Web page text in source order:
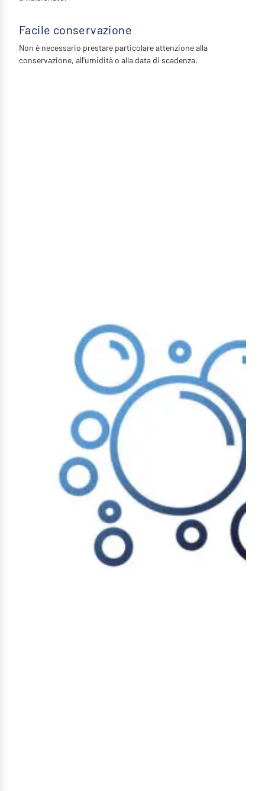
Facile conservazione
Non è necessario prestare particolare attenzione alla
conservazione, all’umidità o alla data di scadenza.